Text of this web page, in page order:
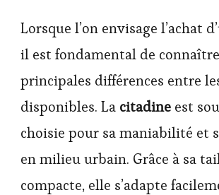
Lorsque l’on envisage l’achat
il est fondamental de
principales différences entre
disponibles. La citadine est
choisie pour sa maniabilité et
en milieu urbain. Grâce à sa
compacte, elle s’adapte